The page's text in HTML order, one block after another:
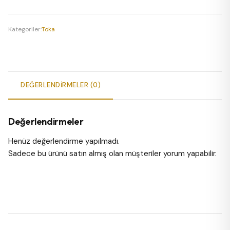
Kategoriler:Toka
DEĞERLENDIRMELER (0)
Değerlendirmeler
Henüz değerlendirme yapılmadı.
Sadece bu ürünü satın almış olan müşteriler yorum yapabilir.